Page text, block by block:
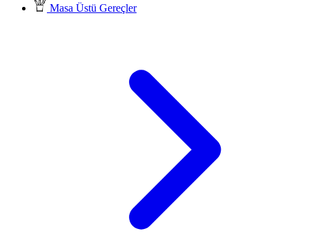
Masa Üstü Gereçler